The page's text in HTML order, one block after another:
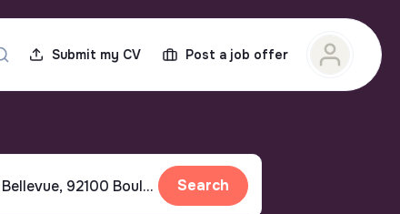
Submit my CV Post a job offer
Search